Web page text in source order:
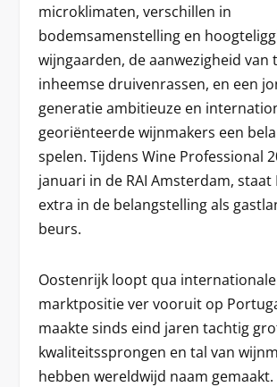
microklimaten, verschillen in
bodemsamenstelling en
wijngaarden, de aanwezigheid van
inheemse druivenrassen, en een
generatie ambitieuze en
georiënteerde wijnmakers een
spelen. Tijdens Wine Professional
januari in de RAI Amsterdam, staat
extra in de belangstelling als
beurs.
Oostenrijk loopt qua internationale
marktpositie ver vooruit op
maakte sinds eind jaren tachtig
kwaliteitssprongen en tal van
hebben wereldwijd naam